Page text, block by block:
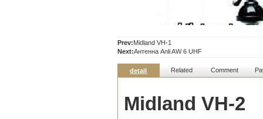
Prev:Midland VH-1
Next:Антенна Anli AW 6 UHF
detail Related Comment
Midland VH-2